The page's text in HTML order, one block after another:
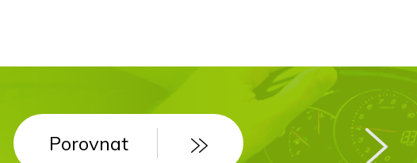
Porovnat
Porovnat